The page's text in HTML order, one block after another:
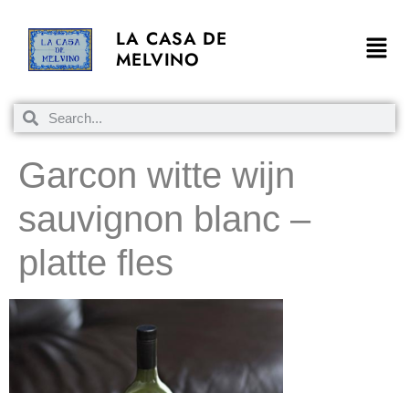
LA CASA DE
MELVINO
Garcon witte wijn
sauvignon blanc –
platte fles